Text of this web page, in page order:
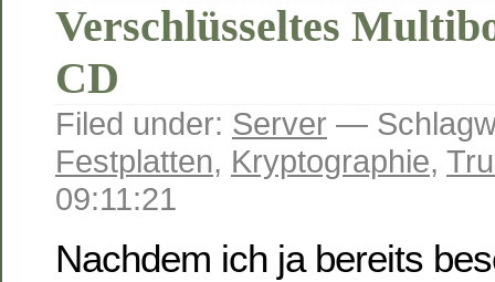
Verschlüsseltes
CD
Filed under: Server —
Festplatten, Kryptographie,
09:11:21
Nachdem ich ja bereits